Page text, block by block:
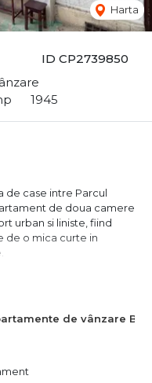
ID CP2739850
1945
Harta
de vânzare
de case intre Parcul
de doua camere
urban si liniste, fiind
de o mica curte in
in 1945, cu doar un
de acces la un